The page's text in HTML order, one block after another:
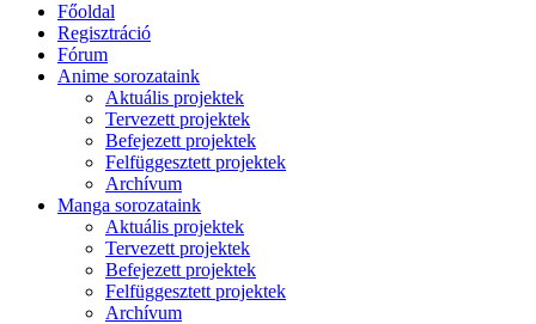
Főoldal
Regisztráció
Fórum
Anime sorozataink
Aktuális projektek
Tervezett projektek
Befejezett projektek
Felfüggesztett projektek
Archívum
Manga sorozataink
Aktuális projektek
Tervezett projektek
Befejezett projektek
Felfüggesztett projektek
Archívum